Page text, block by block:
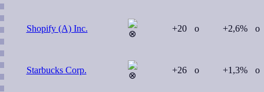
Shopify (A) Inc. +20 o +2,6% o
Starbucks Corp. +26 o +1,3% o